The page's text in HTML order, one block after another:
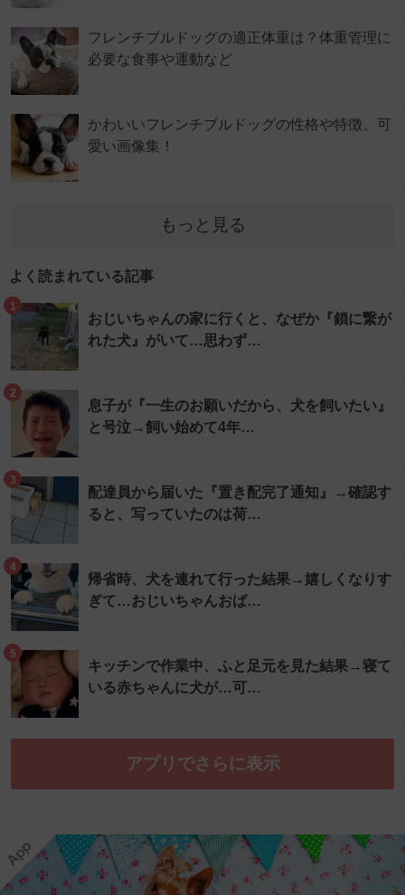
フレンチブルドッグの適正体重は？体重管理に
必要な食事や運動など
かわいいフレンチブルドッグの性格や特徴、可
愛い画像集！
もっと見る
よく読まれている記事
1
おじいちゃんの家に行くと、なぜか『鎖に繋が
れた犬』がいて…思わず…
2
息子が『一生のお願いだから、犬を飼いたい』
と号泣→飼い始めて4年…
3
配達員から届いた『置き配完了通知』→確認す
ると、写っていたのは荷…
4
帰省時、犬を連れて行った結果→嬉しくなりす
ぎて…おじいちゃんおば…
5
キッチンで作業中、ふと足元を見た結果→寝て
いる赤ちゃんに犬が…可…
アプリでさらに表示